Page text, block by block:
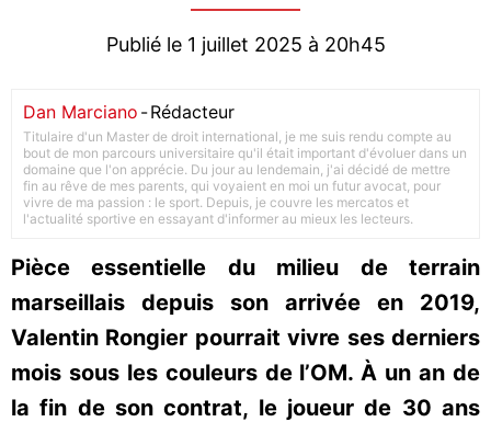
Publié le 1 juillet 2025 à 20h45
Dan Marciano -Rédacteur
Titulaire d'un Master de droit international, je me suis rendu compte au
bout de mon parcours universitaire qu'il était important d'évoluer dans un
domaine que l'on apprécie. Du jour au lendemain, j'ai décidé de mettre
fin au rêve de mes parents, qui voyaient en moi un futur avocat, pour
vivre de ma passion : le sport. Depuis, je couvre les mercatos et
l'actualité sportive en essayant d'informer au mieux les lecteurs.
Pièce essentielle du milieu de terrain
marseillais depuis son arrivée en 2019,
Valentin Rongier pourrait vivre ses derniers
mois sous les couleurs de l’OM. À un an de
la fin de son contrat, le joueur de 30 ans